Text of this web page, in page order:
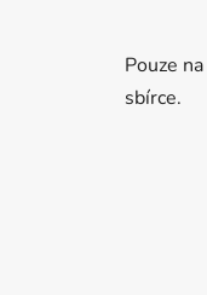
Pouze na
sbírce.